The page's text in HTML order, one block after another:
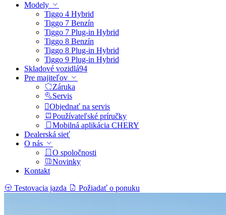
Modely
Tiggo 4 Hybrid
Tiggo 7 Benzín
Tiggo 7 Plug-in Hybrid
Tiggo 8 Benzín
Tiggo 8 Plug-in Hybrid
Tiggo 9 Plug-in Hybrid
Skladové vozidlá94
Pre majiteľov
Záruka
Servis
Objednať na servis
Používateľské príručky
Mobilná aplikácia CHERY
Dealerská sieť
O nás
O spoločnosti
Novinky
Kontakt
Testovacia jazda
Požiadať o ponuku